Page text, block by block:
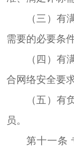
（三）有
需要的必要条
（四）有
合网络安全要
（五）有
员。
第十一条